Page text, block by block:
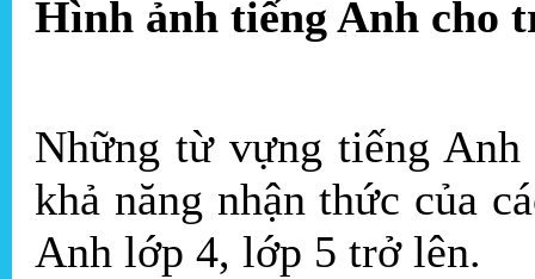
Hình ảnh tiếng Anh cho
Những từ vựng tiếng
khả năng nhận thức của
Anh lớp 4, lớp 5 trở lên.